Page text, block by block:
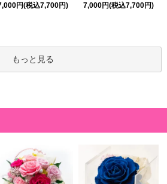
円(税込7,700円)
7,000円(税込7,700円)
もっと見る